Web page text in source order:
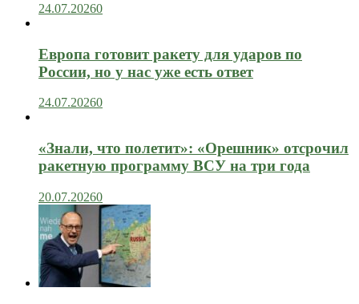
24.07.20260
Европа готовит ракету для ударов по
России, но у нас уже есть ответ
24.07.20260
«Знали, что полетит»: «Орешник» отсрочил
ракетную программу ВСУ на три года
20.07.20260